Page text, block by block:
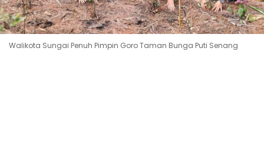
Walikota Sungai Penuh Pimpin Goro Taman Bunga Puti Senang